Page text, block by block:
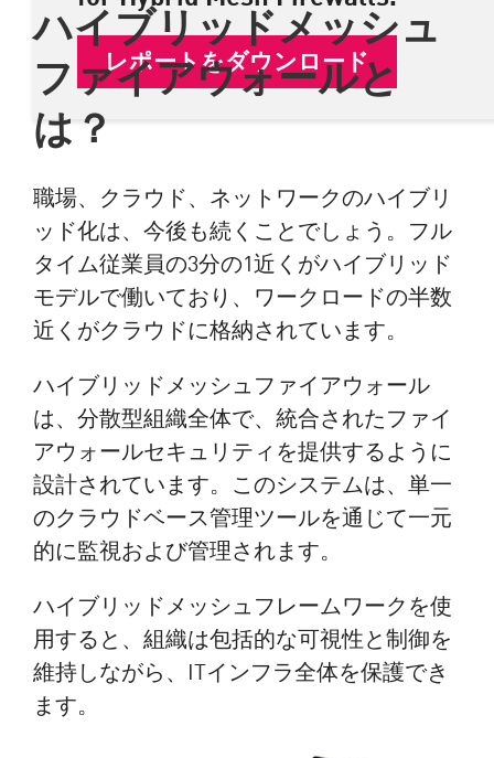
レポートをダウンロード
ハイブリッドメッシュ
ファイアウォールと
は？
職場、クラウド、ネットワークのハイブリ
ッド化は、今後も続くことでしょう。フル
タイム従業員の3分の1近くがハイブリッド
モデルで働いており、ワークロードの半数
近くがクラウドに格納されています。
ハイブリッドメッシュファイアウォール
は、分散型組織全体で、統合されたファイ
アウォールセキュリティを提供するように
設計されています。このシステムは、単一
のクラウドベース管理ツールを通じて一元
的に監視および管理されます。
ハイブリッドメッシュフレームワークを使
用すると、組織は包括的な可視性と制御を
維持しながら、ITインフラ全体を保護でき
ます。